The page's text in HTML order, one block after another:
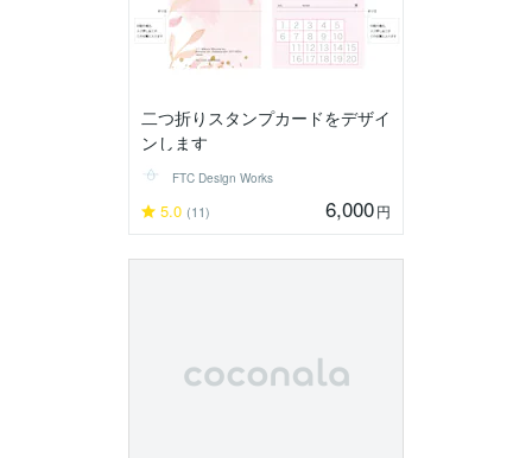
二つ折りスタンプカードをデザイ
ンします
FTC Design Works
5.0 (11) 6,000円